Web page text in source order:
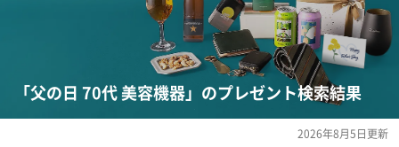
「父の日 70代 美容機器」のプレゼント検索結果
2026年8月5日更新